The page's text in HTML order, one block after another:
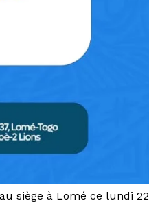
siège à Lomé ce lundi 22